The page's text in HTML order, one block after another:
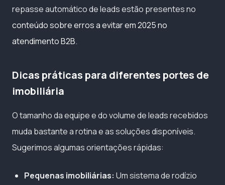
repasse automático de leads estão presentes no
conteúdo sobre erros a evitar em 2025 no
atendimento B2B.
Dicas práticas para diferentes portes de
imobiliária
O tamanho da equipe e do volume de leads recebidos
muda bastante a rotina e as soluções disponíveis.
Sugerimos algumas orientações rápidas:
Pequenas imobiliárias: Um sistema de rodízio